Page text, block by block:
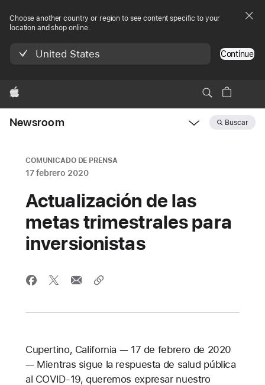
Choose another country or region to see content specific to your
location and shop online.
United States Continue
Apple
Newsroom Buscar
COMUNICADO DE PRENSA
17 febrero 2020
Actualización de las
metas trimestrales para
inversionistas
Cupertino, California — 17 de febrero de 2020
— Mientras sigue la respuesta de salud pública
al COVID-19, queremos expresar nuestro